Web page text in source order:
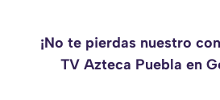
¡No te pierdas nuestro
TV Azteca Puebla en